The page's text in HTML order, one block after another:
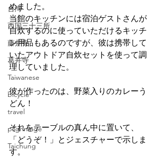
台湾
西国三十三所
藤井寺
葛井寺
Taiwanese
bicycle
travel
pilgrimage
Taichung
めました。
当館のキッチンには宿泊ゲストさんが
自炊するのに使っていただけるキッチ
ン用品もあるのですが、彼は携帯して
いたアウトドア自炊セットを使って調
理していました。
彼が作ったのは、野菜入りのカレーう
どん！
それをテーブルの真ん中に置いて、
「どうぞ！」とジェスチャーで示しま
す。